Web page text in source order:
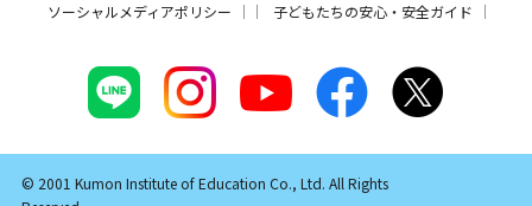
ソーシャルメディアポリシー
子どもたちの安心・安全ガイド
© 2001 Kumon Institute of Education Co., Ltd. All Rights